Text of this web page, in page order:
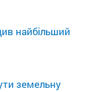
найбільший
земельну